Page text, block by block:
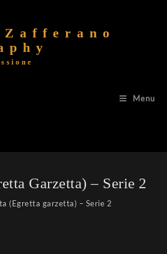
Menu
Garzetta) – Serie 2
(Egretta garzetta) – Serie 2